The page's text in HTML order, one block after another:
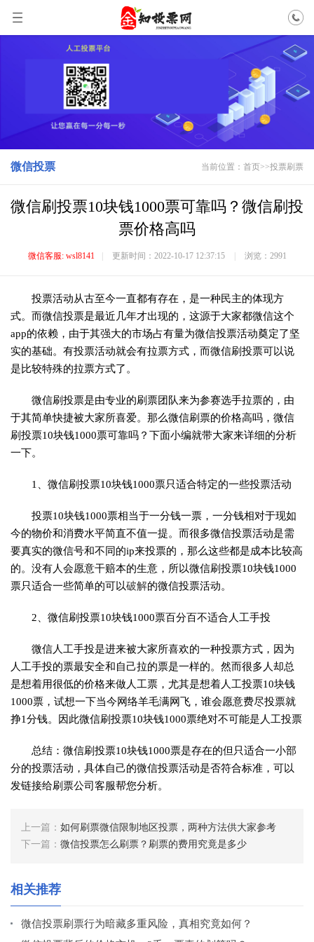
微信投票 当前位置： 首页>>投票刷票
微信刷投票10块钱1000票可靠吗？微信刷投
票价格高吗
微信客服: wsl8141 更新时间：2022-10-17 12:37:15 浏览：2991
投票活动从古至今一直都有存在，是一种民主的体现方
式。而微信投票是最近几年才出现的，这源于大家都微信这个
app的依赖，由于其强大的市场占有量为微信投票活动奠定了坚
实的基础。有投票活动就会有拉票方式，而微信刷投票可以说
是比较特殊的拉票方式了。
微信刷投票是由专业的刷票团队来为参赛选手拉票的，由
于其简单快捷被大家所喜爱。那么微信刷票的价格高吗，微信
刷投票10块钱1000票可靠吗？下面小编就带大家来详细的分析
一下。
1、微信刷投票10块钱1000票只适合特定的一些投票活动
投票10块钱1000票相当于一分钱一票，一分钱相对于现如
今的物价和消费水平简直不值一提。而很多微信投票活动是需
要真实的微信号和不同的ip来投票的，那么这些都是成本比较高
的。没有人会愿意干赔本的生意，所以微信刷投票10块钱1000
票只适合一些简单的可以破解的微信投票活动。
2、微信刷投票10块钱1000票百分百不适合人工手投
微信人工手投是进来被大家所喜欢的一种投票方式，因为
人工手投的票最安全和自己拉的票是一样的。然而很多人却总
是想着用很低的价格来做人工票，尤其是想着人工投票10块钱
1000票，试想一下当今网络羊毛满网飞，谁会愿意费尽投票就
挣1分钱。因此微信刷投票10块钱1000票绝对不可能是人工投票
总结：微信刷投票10块钱1000票是存在的但只适合一小部
分的投票活动，具体自己的微信投票活动是否符合标准，可以
发链接给刷票公司客服帮您分析。
上一篇： 如何刷票微信限制地区投票，两种方法供大家参考
下一篇： 微信投票怎么刷票？刷票的费用究竟是多少
相关推荐
微信投票刷票行为暗藏多重风险，真相究竟如何？